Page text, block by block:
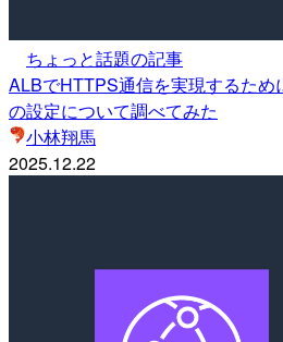
ちょっと話題の記事
ALBでHTTPS通信を実現するため
の設定について調べてみた
小林翔馬
2025.12.22